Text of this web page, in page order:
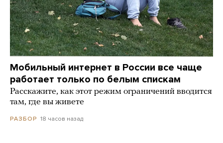
Мобильный интернет в России все чаще
работает только по белым спискам
Расскажите, как этот режим ограничений вводится
там, где вы живете
РАЗБОР 18 часов назад